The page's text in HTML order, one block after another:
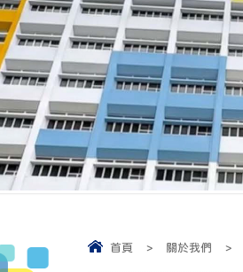
首頁 > 關於我們 >